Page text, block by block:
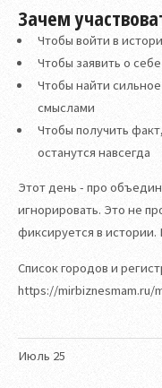
Июль 25
Зачем
Чтобы войти в
Чтобы заявить о
Чтобы найти
смыслами
Чтобы получить
останутся навсегда
Этот день - про
игнорировать. Это не
фиксируется в
Список городов и
https://mirbiznesmam.ru/